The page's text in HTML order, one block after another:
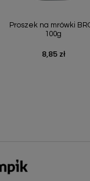
Proszek na mrówki
100g
Cena
8,85 zł